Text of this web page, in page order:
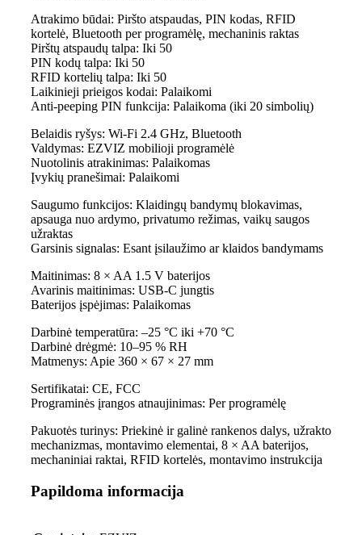
Atrakimo būdai: Piršto atspaudas, PIN kodas, RFID
kortelė, Bluetooth per programėlę, mechaninis raktas
Pirštų atspaudų talpa: Iki 50
PIN kodų talpa: Iki 50
RFID kortelių talpa: Iki 50
Laikinieji prieigos kodai: Palaikomi
Anti-peeping PIN funkcija: Palaikoma (iki 20 simbolių)
Belaidis ryšys: Wi-Fi 2.4 GHz, Bluetooth
Valdymas: EZVIZ mobilioji programėlė
Nuotolinis atrakinimas: Palaikomas
Įvykių pranešimai: Palaikomi
Saugumo funkcijos: Klaidingų bandymų blokavimas,
apsauga nuo ardymo, privatumo režimas, vaikų saugos
užraktas
Garsinis signalas: Esant įsilaužimo ar klaidos bandymams
Maitinimas: 8 × AA 1.5 V baterijos
Avarinis maitinimas: USB-C jungtis
Baterijos įspėjimas: Palaikomas
Darbinė temperatūra: –25 °C iki +70 °C
Darbinė drėgmė: 10–95 % RH
Matmenys: Apie 360 × 67 × 27 mm
Sertifikatai: CE, FCC
Programinės įrangos atnaujinimas: Per programėlę
Pakuotės turinys: Priekinė ir galinė rankenos dalys, užrakto
mechanizmas, montavimo elementai, 8 × AA baterijos,
mechaniniai raktai, RFID kortelės, montavimo instrukcija
Papildoma informacija